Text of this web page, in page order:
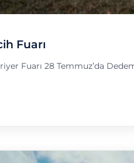
Fuarı
Fuarı 28 Temmuz’da